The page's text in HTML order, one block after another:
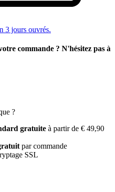
3 jours ouvrés.
commande ? N'hésitez pas à
?
gratuite à partir de € 49,90
par commande
SSL